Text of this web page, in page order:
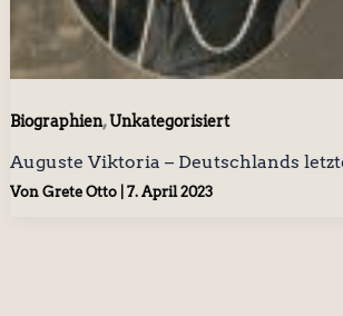
Biographien,Unkategorisiert
Auguste Viktoria – Deutschlands
Von Grete Otto 7. April 2023